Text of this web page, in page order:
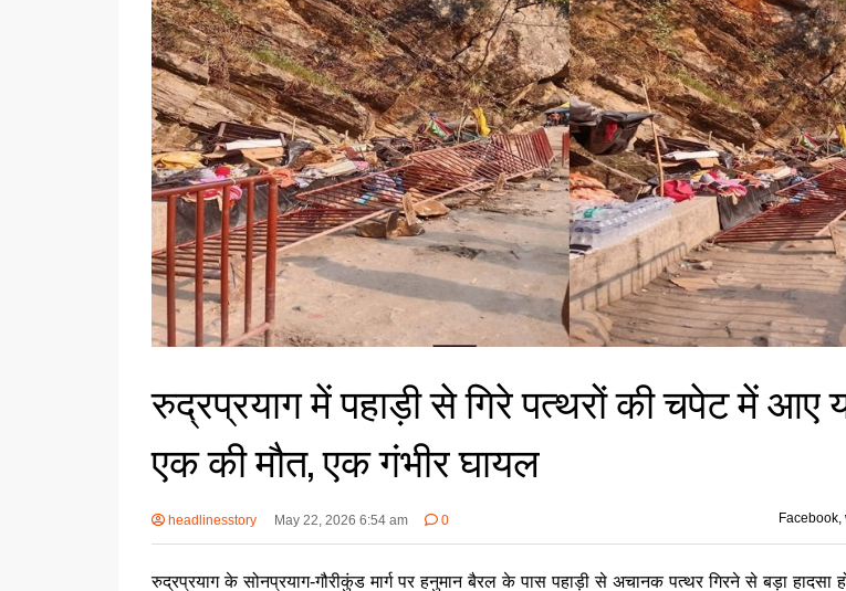
रुद्रप्रयाग में पहाड़ी से गिरे पत्थरों की चपेट में आए
एक की मौत, एक गंभीर घायल
headlinesstory May 22, 2026 6:54 am 0
रुद्रप्रयागके सोनप्रयाग-गौरीकुंड मार्ग पर हनुमान बैरल के पास पहाड़ी से अचानक पत्थर गिरने से बड़ा हादसा